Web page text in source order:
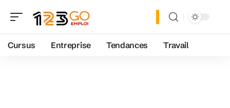
Cursus Entreprise Tendances Travail